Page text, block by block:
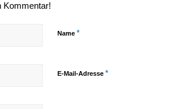
Kommentar!
Name *
E-Mail-Adresse *